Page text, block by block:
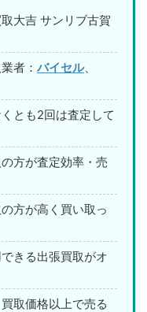
大吉 サンリブ古賀
者： バイセル、
とも2回は査定して
方が査定効率・売
方が高く買い取っ
きる出張買取がオ
取価格以上で売る